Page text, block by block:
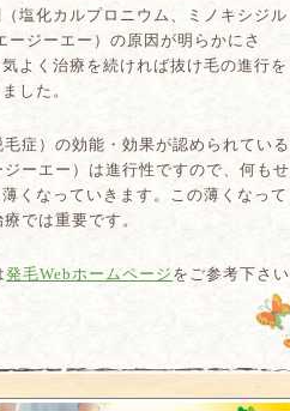
塩化カルプロニウム、ミノキシジル
ジーエー）の原因が明らかにさ
よく治療を続ければ抜け毛の進行を
した。
症）の効能・効果が認められている
ーエー）は進行性ですので、何もせ
くなっていきます。この薄くなって
では重要です。
発毛Webホームページ をご参考下さい